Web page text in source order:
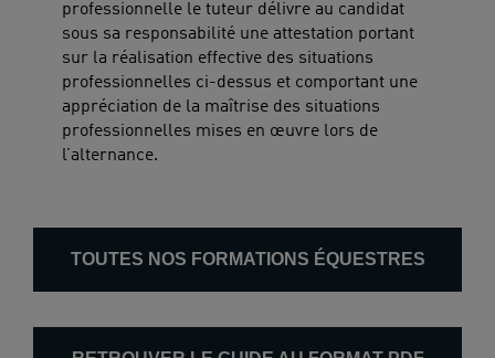
professionnelle le tuteur délivre au candidat
sous sa responsabilité une attestation portant
sur la réalisation effective des situations
professionnelles ci-dessus et comportant une
appréciation de la maîtrise des situations
professionnelles mises en œuvre lors de
l’alternance.
TOUTES NOS FORMATIONS ÉQUESTRES